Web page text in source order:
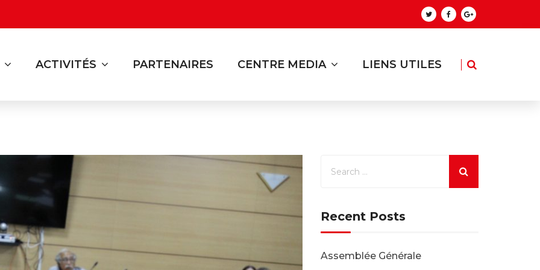
ACTIVITÉS PARTENAIRES CENTRE MEDIA LIENS UTILES
Recent Posts
Assemblée Générale